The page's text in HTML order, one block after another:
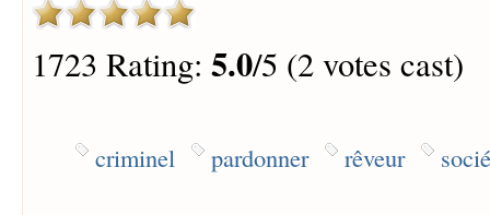
1723 Rating: 5.0/5 (2 votes cast)
criminel pardonner rêveur